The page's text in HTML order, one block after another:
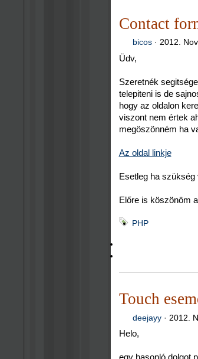
Contact
bicos ·2012.
Üdv,
Szeretnék
telepiteni is de
hogy az oldalon
viszont nem értek
megöszönném ha
Az oldal linkje
Esetleg ha szükség
Előre is köszönöm
PHP
Touch
deejayy · 2012.
Helo,
egy hasonló dolgot